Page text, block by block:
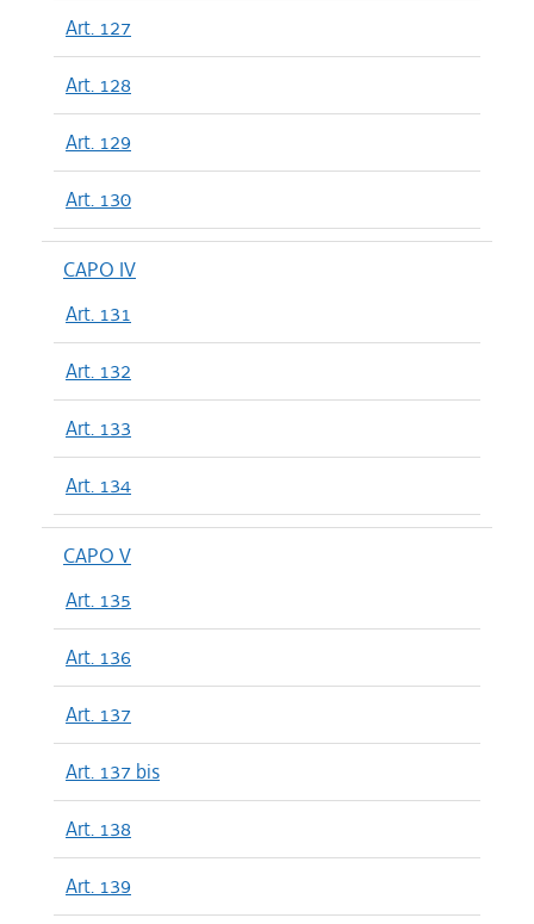
Art. 127
Art. 128
Art. 129
Art. 130
CAPO IV
Art. 131
Art. 132
Art. 133
Art. 134
CAPO V
Art. 135
Art. 136
Art. 137
Art. 137 bis
Art. 138
Art. 139